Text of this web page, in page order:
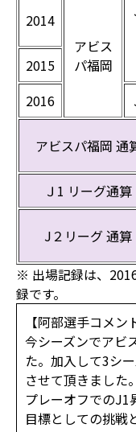
2014
アビス
パ福岡
2015
2016
アビスパ福岡 通
Ｊ1 リーグ通算
J２リーグ 通算
※ 出場記録は、
録です。
【阿部選手コメン
今シーズンでアビ
た。加入して3シ
させて頂きました。
プレーオフでのJ1
目標としての挑戦